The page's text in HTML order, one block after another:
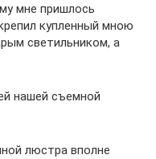
мне пришлось
купленный мною
светильником, а
нашей съемной
люстра вполне